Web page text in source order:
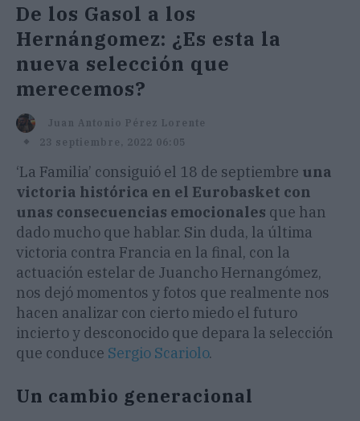
De los Gasol a los
Hernángomez: ¿Es esta la
nueva selección que
merecemos?
Juan Antonio Pérez Lorente
23 septiembre, 2022 06:05
‘La Familia’ consiguió el 18 de septiembre una
victoria histórica en el Eurobasket con
unas consecuencias emocionales que han
dado mucho que hablar. Sin duda, la última
victoria contra Francia en la final, con la
actuación estelar de Juancho Hernangómez,
nos dejó momentos y fotos que realmente nos
hacen analizar con cierto miedo el futuro
incierto y desconocido que depara la selección
que conduce Sergio Scariolo.
Un cambio generacional